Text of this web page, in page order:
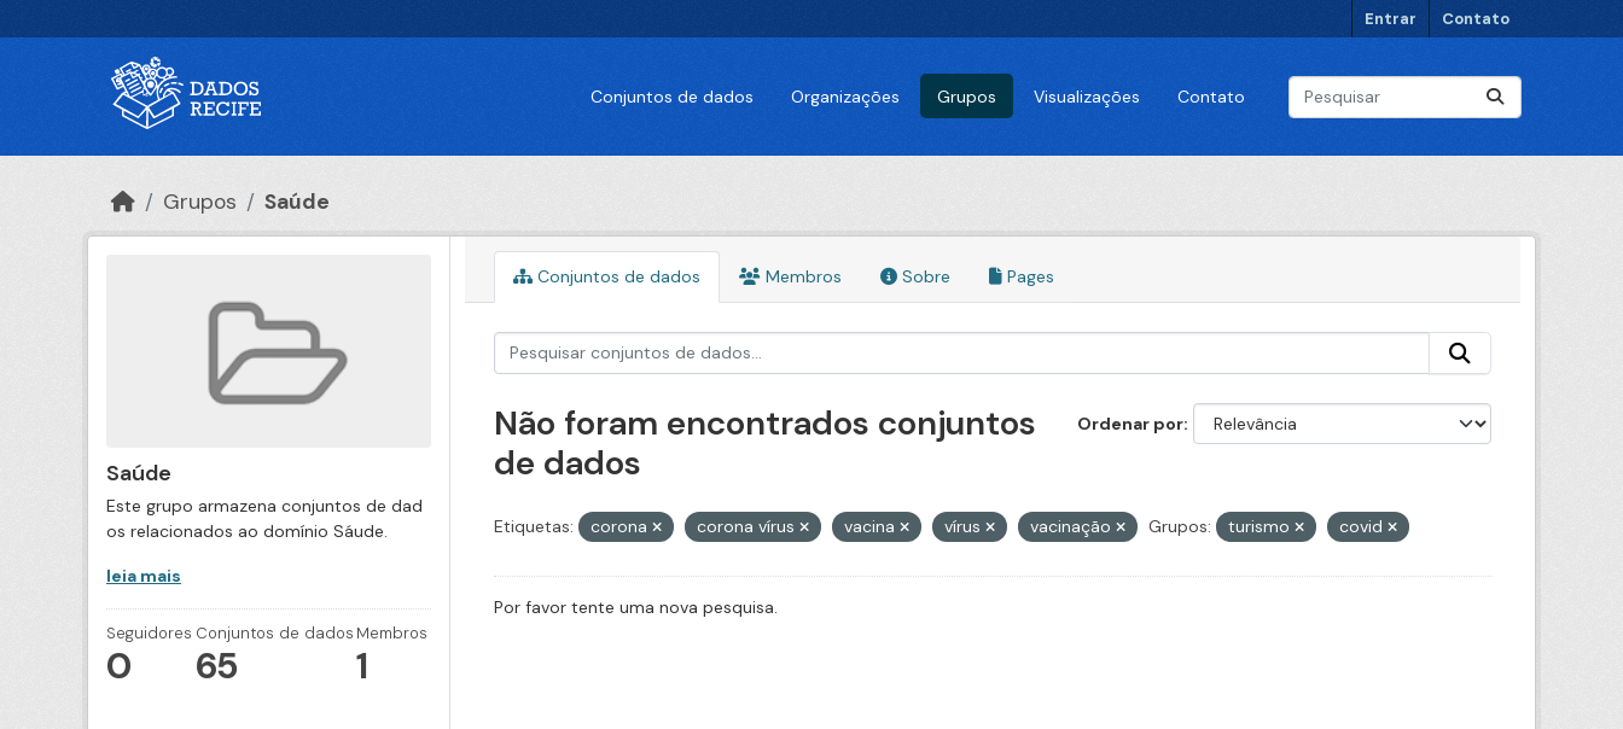
Entrar Contato
Conjuntos de dados Organizações Grupos Visualizações Contato
Grupos Saúde
Saúde
Este grupo armazena conjuntos de dad
os relacionados ao domínio Sáude.
leia mais
Seguidores
0
Conjuntos de dados
65
Membros
1
Conjuntos de dados Membros Sobre Pages
Ordenar por
Não foram encontrados conjuntos
de dados
Etiquetas: corona corona vírus vacina vírus vacinação Grupos: turismo covid
Por favor tente uma nova pesquisa.